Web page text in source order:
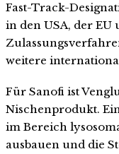
Fast-Track-
in den USA, der EU
weitere
Für Sanofi ist
Nischenprodukt.
im Bereich
ausbauen und die